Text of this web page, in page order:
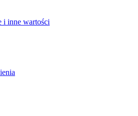
i inne wartości